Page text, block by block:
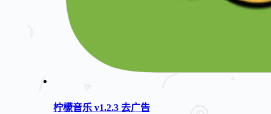
柠檬音乐 v1.2.3 去广告